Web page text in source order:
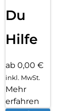
Du
Hilfe
ab 0,00 €
inkl. MwSt.
Mehr
erfahren